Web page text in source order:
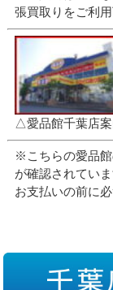
張買取りをご利用
△愛品館千葉店
※こちらの愛品
が確認されていま
お支払いの前に